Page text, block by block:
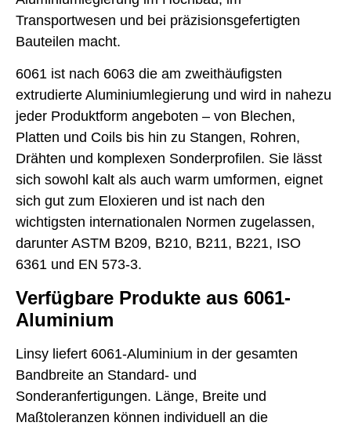
Transportwesen und bei präzisionsgefertigten
Bauteilen macht.
6061 ist nach 6063 die am zweithäufigsten
extrudierte Aluminiumlegierung und wird in nahezu
jeder Produktform angeboten – von Blechen,
Platten und Coils bis hin zu Stangen, Rohren,
Drähten und komplexen Sonderprofilen. Sie lässt
sich sowohl kalt als auch warm umformen, eignet
sich gut zum Eloxieren und ist nach den
wichtigsten internationalen Normen zugelassen,
darunter ASTM B209, B210, B211, B221, ISO
6361 und EN 573-3.
Verfügbare Produkte aus 6061-
Aluminium
Linsy liefert 6061-Aluminium in der gesamten
Bandbreite an Standard- und
Sonderanfertigungen. Länge, Breite und
Maßtoleranzen können individuell an die